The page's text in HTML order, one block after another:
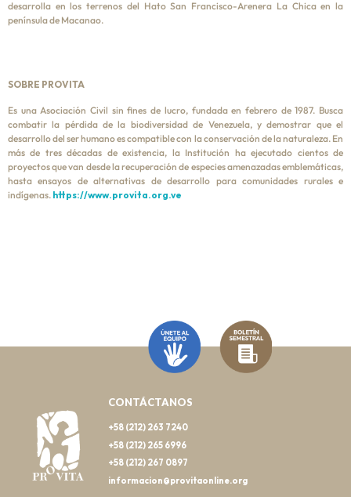
desarrolla en los terrenos del Hato San Francisco-Arenera La Chica en la
península de Macanao.
SOBRE PROVITA
Es una Asociación Civil sin fines de lucro, fundada en febrero de 1987. Busca
combatir la pérdida de la biodiversidad de Venezuela, y demostrar que el
desarrollo del ser humano es compatible con la conservación de la naturaleza. En
más de tres décadas de existencia, la Institución ha ejecutado cientos de
proyectos que van desde la recuperación de especies amenazadas emblemáticas,
hasta ensayos de alternativas de desarrollo para comunidades rurales e
indígenas. https://www.provita.org.ve
CONTÁCTANOS
+58 (212) 263 7240
+58 (212) 265 6996
+58 (212) 267 0897
informacion@provitaonline.org